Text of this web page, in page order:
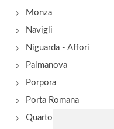
Monza
Navigli
Niguarda - Affori
Palmanova
Porpora
Porta Romana
Quarto Oggiaro